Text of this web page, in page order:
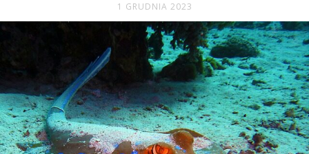
1 GRUDNIA 2023